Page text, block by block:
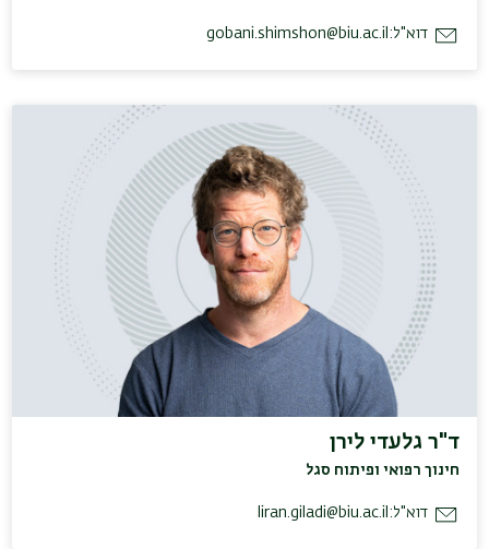
דוא"ל: gobani.shimshon@biu.ac.il
ד"ר גלעדי לירן
חינוך רפואי ופיתוח סגל
דוא"ל: liran.giladi@biu.ac.il